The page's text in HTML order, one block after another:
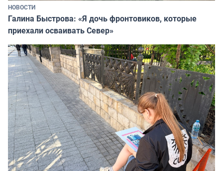
НОВОСТИ
Галина Быстрова: «Я дочь фронтовиков, которые
приехали осваивать Север»